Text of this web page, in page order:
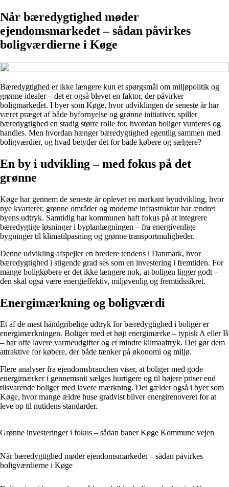
Når bæredygtighed møder
ejendomsmarkedet – sådan påvirkes
boligværdierne i Køge
Bæredygtighed er ikke længere kun et spørgsmål om miljøpolitik og
grønne idealer – det er også blevet en faktor, der påvirker
boligmarkedet. I byer som Køge, hvor udviklingen de seneste år har
været præget af både byfornyelse og grønne initiativer, spiller
bæredygtighed en stadig større rolle for, hvordan boliger vurderes og
handles. Men hvordan hænger bæredygtighed egentlig sammen med
boligværdier, og hvad betyder det for både købere og sælgere?
En by i udvikling – med fokus på det
grønne
Køge har gennem de seneste år oplevet en markant byudvikling, hvor
nye kvarterer, grønne områder og moderne infrastruktur har ændret
byens udtryk. Samtidig har kommunen haft fokus på at integrere
bæredygtige løsninger i byplanlægningen – fra energivenlige
bygninger til klimatilpasning og grønne transportmuligheder.
Denne udvikling afspejler en bredere tendens i Danmark, hvor
bæredygtighed i stigende grad ses som en investering i fremtiden. For
mange boligkøbere er det ikke længere nok, at boligen ligger godt –
den skal også være energieffektiv, miljøvenlig og fremtidssikret.
Energimærkning og boligværdi
Et af de mest håndgribelige udtryk for bæredygtighed i boliger er
energimærkningen. Boliger med et højt energimærke – typisk A eller B
– har ofte lavere varmeudgifter og et mindre klimaaftryk. Det gør dem
attraktive for købere, der både tænker på økonomi og miljø.
Flere analyser fra ejendomsbranchen viser, at boliger med gode
energimærker i gennemsnit sælges hurtigere og til højere priser end
tilsvarende boliger med lavere mærkning. Det gælder også i byer som
Køge, hvor mange ældre huse gradvist bliver energirenoveret for at
leve op til nutidens standarder.
Grønne investeringer i fokus – sådan baner Køge Kommune vejen
Når bæredygtighed møder ejendomsmarkedet – sådan påvirkes
boligværdierne i Køge